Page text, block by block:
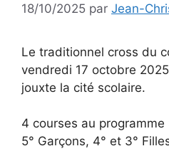
18/10/2025 par Jean-
Le traditionnel cross du
vendredi 17 octobre
jouxte la cité scolaire.
4 courses au programme
5° Garçons, 4° et 3°